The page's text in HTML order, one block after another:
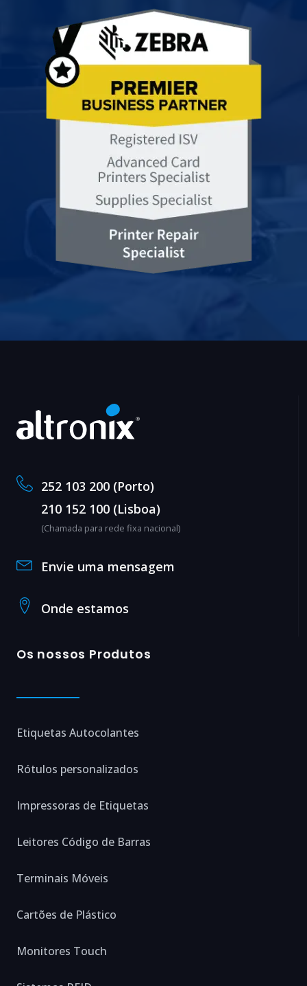
252 103 200 (Porto)
210 152 100 (Lisboa)
(Chamada para rede fixa nacional)
Envie uma mensagem
Onde estamos
Os nossos Produtos
Etiquetas Autocolantes
Rótulos personalizados
Impressoras de Etiquetas
Leitores Código de Barras
Terminais Móveis
Cartões de Plástico
Monitores Touch